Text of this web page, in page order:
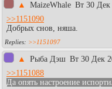
▲ MaizeWhale Вт 30 Дек
>>1151090
Добрых снов, няша.
>>1151097
▲ Рыба Дэш Вт 30 Дек
>>1151088
Да опять настроение